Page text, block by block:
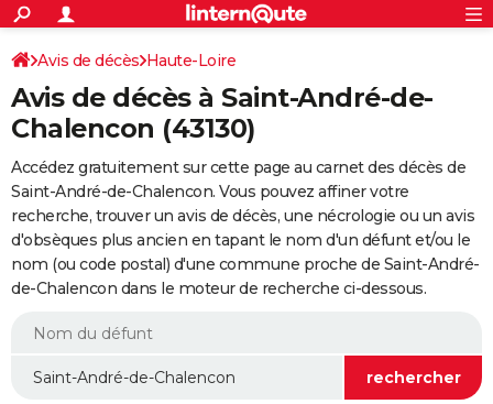
ACTUALITÉS
Politique
Société
Faits Divers
Education
Monde
Villes
+
SPORT
Coupe du monde 2026
Football
Tennis
Cyclisme
Rugby
Forum
CULTURE
FINANCE
Retraite
Impôts
Epargne
Immobilier
Risques naturels par ville
Banque
Assurance
Crédit
Essais
Réserver un essai
Citadines
Berlines
SUV
Forum auto
+
HIGH-TECH
Mobiles
Meilleur smartphone
Internet
Ordinateurs
Jeux vidéo
Guide high-tech
+
BRICOLAGE
Forum
Aménagement intérieur
Extérieur
Cuisine
Salle de bains
Jardinage
Rangement
WEEK-END
Guides de France
Escapades
Patrimoine
Expositions
Musées
Week-end nature
LIFESTYLE
S'inscrire
Connexion
Avis de décès Haute-Loire
Avis de décès à Saint-André-de-
Chalencon (43130)
Accédez gratuitement sur cette page au carnet des décès de
Saint-André-de-Chalencon. Vous pouvez affiner votre
recherche, trouver un avis de décès, une nécrologie ou un avis
d'obsèques plus ancien en tapant le nom d'un défunt et/ou le
nom (ou code postal) d'une commune proche de Saint-André-
de-Chalencon dans le moteur de recherche ci-dessous.